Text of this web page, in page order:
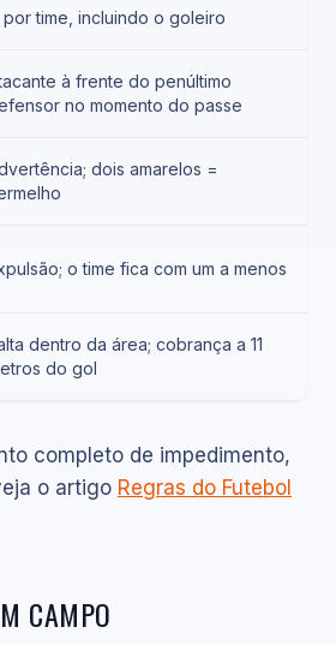
por time, incluindo o goleiro
à frente do penúltimo
no momento do passe
dois amarelos =
o time fica com um a menos
dentro da área; cobrança a 11
do gol
completo de impedimento,
o artigo Regras do Futebol
CAMPO